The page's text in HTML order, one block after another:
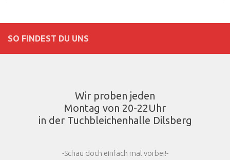
SO FINDEST DU UNS
Wir proben jeden
Montag von 20-22Uhr
in der Tuchbleichenhalle Dilsberg
-Schau doch einfach mal vorbei!-